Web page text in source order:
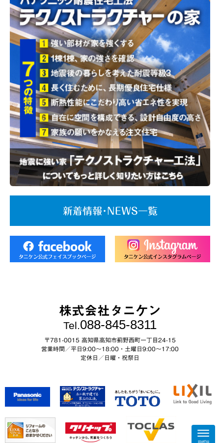
新着情報･NEWS一覧
株式会社タニケン
Tel.088-845-8311
〒781-0015 高知県高知市薊野西町一丁目24-15
営業時間／平日9:00～18:00・土曜日9:00〜17:00
定休日／日曜・祝祭日
N
a
menu